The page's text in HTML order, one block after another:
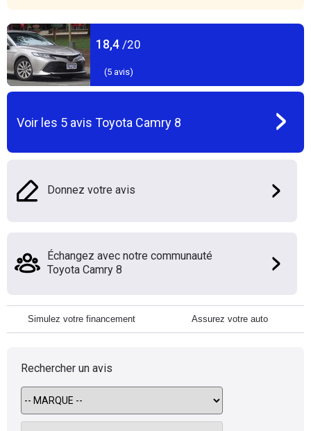
18,4 /20
(5avis)
Voir les 5 avis Toyota Camry 8
Donnez votre avis
Échangez avec notre communauté
Toyota Camry 8
Simulez votre financement Assurez votre auto
Rechercher un avis